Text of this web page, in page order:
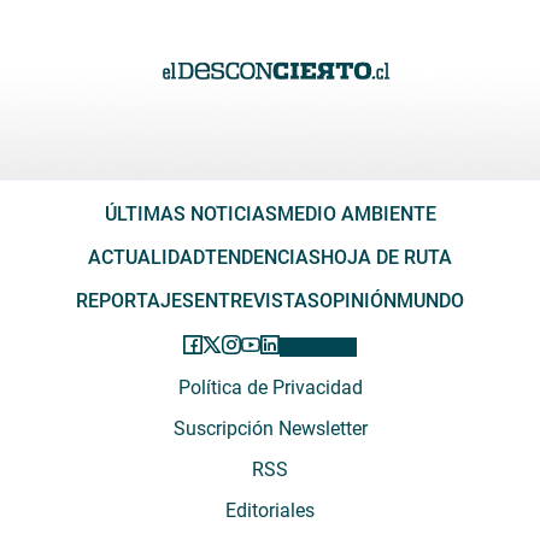
ÚLTIMAS NOTICIASMEDIO AMBIENTE
ACTUALIDADTENDENCIASHOJA DE RUTA
REPORTAJESENTREVISTASOPINIÓNMUNDO
Política de Privacidad
Suscripción Newsletter
RSS
Editoriales